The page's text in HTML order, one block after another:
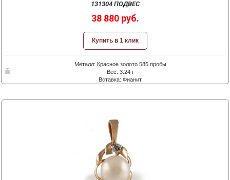
131304 ПОДВЕС
38 880 руб.
Купить в 1 клик
Металл: Красное золото 585 пробы
Вес: 3.24 г
Вставка: Фианит